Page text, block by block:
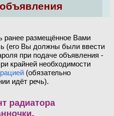
ранее размещённое Вами
(его Вы должны были ввести
при подаче объявления -
крайней необходимости
(обязательно
идёт речь).
радиатора